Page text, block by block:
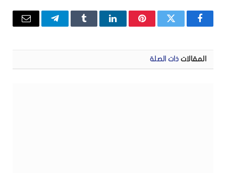
فيسبوكتويتر بينتيريستلينكدإنTumblrتيلقرامالبريد
المقالات ذات الصلة